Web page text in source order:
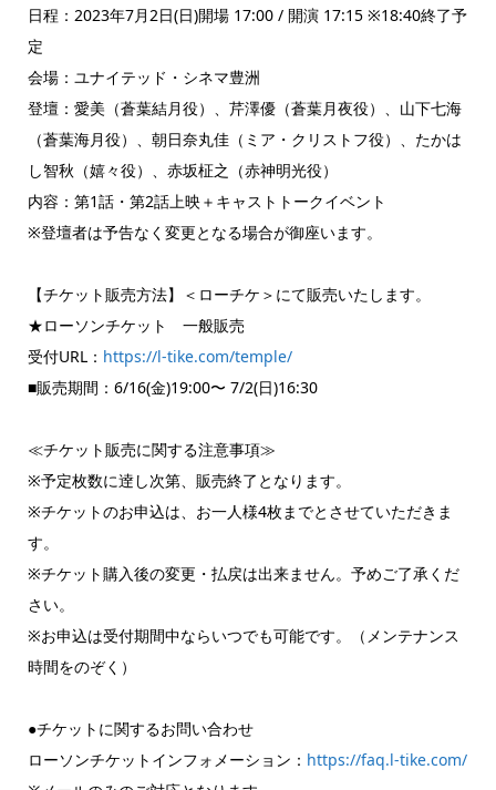
日程：2023年7月2日(日)開場 17:00 / 開演 17:15 ※18:40終了予
定
会場：ユナイテッド・シネマ豊洲
登壇：愛美（蒼葉結月役）、芹澤優（蒼葉月夜役）、山下七海
（蒼葉海月役）、朝日奈丸佳（ミア・クリストフ役）、たかは
し智秋（嬉々役）、赤坂柾之（赤神明光役）
内容：第1話・第2話上映＋キャストトークイベント
※登壇者は予告なく変更となる場合が御座います。
【チケット販売方法】＜ローチケ＞にて販売いたします。
★ローソンチケット 一般販売
受付URL： https://l-tike.com/temple/
■販売期間：6/16(金)19:00〜 7/2(日)16:30
≪チケット販売に関する注意事項≫
※予定枚数に逹し次第、販売終了となります。
※チケットのお申込は、お一人様4枚までとさせていただきま
す。
※チケット購入後の変更・払戻は出来ません。予めご了承くだ
さい。
※お申込は受付期間中ならいつでも可能です。（メンテナンス
時間をのぞく）
●チケットに関するお問い合わせ
ローソンチケットインフォメーション： https://faq.l-tike.com/